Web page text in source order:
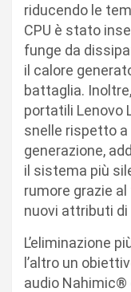
riducendo le
CPU è stato
funge da
il calore
battaglia.
portatili Lenovo
snelle rispetto
generazione,
il sistema più
rumore grazie
nuovi attributi di
L’eliminazione
l’altro un
audio Nahimic®